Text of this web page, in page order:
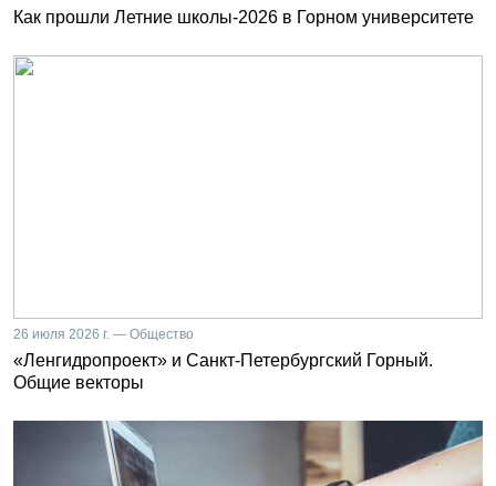
Как прошли Летние школы-2026 в Горном университете
26 июля 2026 г. — Общество
«Ленгидропроект» и Санкт-Петербургский Горный.
Общие векторы